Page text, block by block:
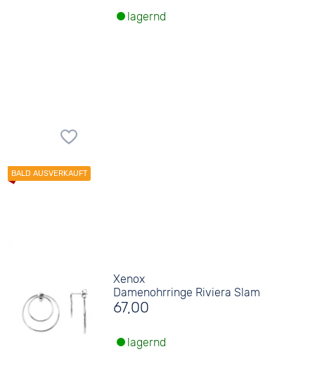
lagernd
Xenox
Damenohrringe Riviera Slam
67,00
lagernd